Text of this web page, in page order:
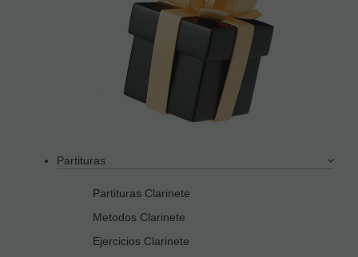
Partituras
Partituras Clarinete
Metodos Clarinete
Ejercicios Clarinete